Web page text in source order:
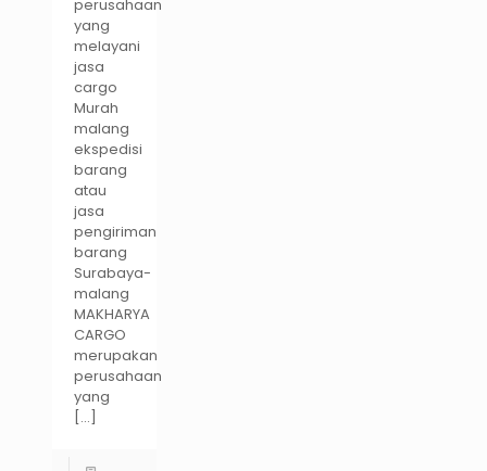
perusahaan
yang
melayani
jasa
cargo
Murah
malang
ekspedisi
barang
atau
jasa
pengiriman
barang
Surabaya-
malang
MAKHARYA
CARGO
merupakan
perusahaan
yang
[…]